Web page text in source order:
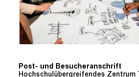
Post- und Besucheranschrift
Hochschulübergreifendes Zentrum